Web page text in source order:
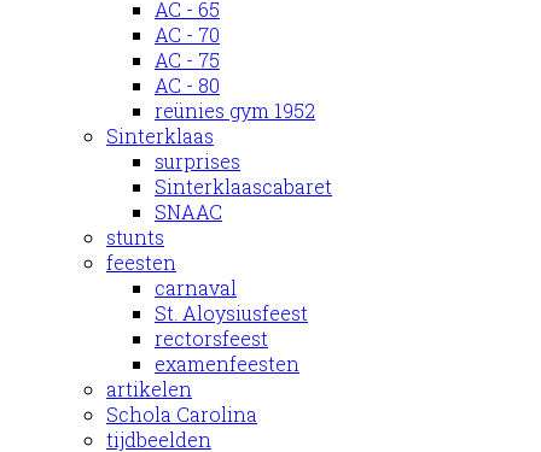
AC - 65
AC - 70
AC - 75
AC - 80
reünies gym 1952
Sinterklaas
surprises
Sinterklaascabaret
SNAAC
stunts
feesten
carnaval
St. Aloysiusfeest
rectorsfeest
examenfeesten
artikelen
Schola Carolina
tijdbeelden